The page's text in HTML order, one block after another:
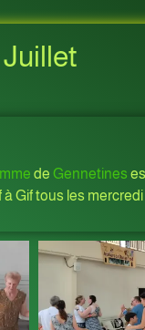
de Gennetines
Gif tous les